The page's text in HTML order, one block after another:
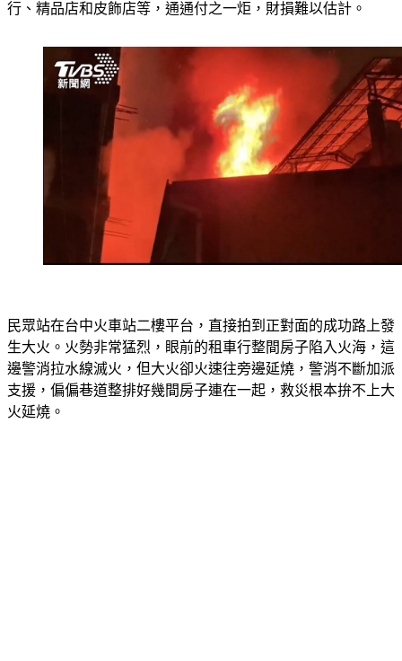
鐵皮加蓋，大火迅速延燒，最後一共造成12戶受燒，包括租車
民眾站在台中火車站二樓平台，直接拍到正對面的成功路上發
生大火。火勢非常猛烈，眼前的租車行整間房子陷入火海，這
邊警消拉水線滅火，但大火卻火速往旁邊延燒，警消不斷加派
支援，偏偏巷道整排好幾間房子連在一起，救災根本拚不上大